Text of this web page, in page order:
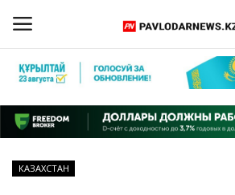
Регистрация
Главная
КАЗАХСТАН